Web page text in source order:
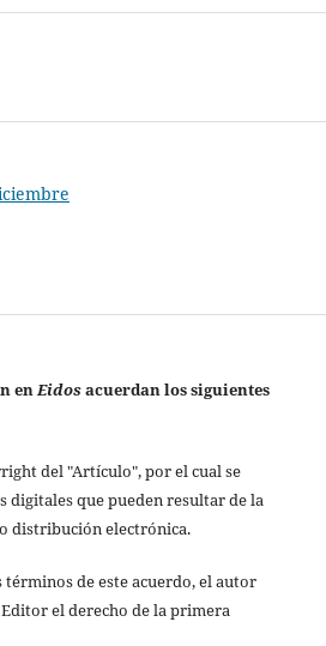
enEidosacuerdan los siguientes
del "Artículo", por el cual se
digitales que pueden resultar de la
distribución electrónica.
de este acuerdo, el autor
el derecho de la primera